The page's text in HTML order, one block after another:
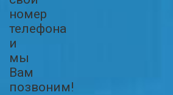
номер
телефона
и
мы
Вам
позвоним!